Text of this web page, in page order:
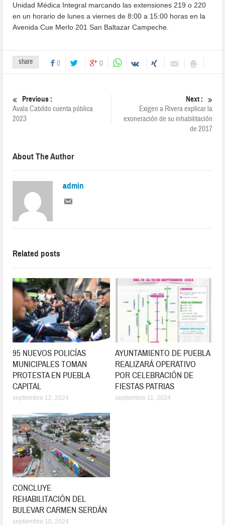
Unidad Médica Integral marcando las extensiones 219 o 220
en un horario de lunes a viernes de 8:00 a 15:00 horas en la
Avenida Cue Merlo 201 San Baltazar Campeche.
share 0 0
Previous :
Avala Cabildo cuenta pública
2023
Next :
Exigen a Rivera explicar la
exoneración de su inhabilitación
de 2017
About The Author
admin
Related posts
95 NUEVOS POLICÍAS
MUNICIPALES TOMAN
PROTESTA EN PUEBLA
CAPITAL
septiembre 12, 2024
AYUNTAMIENTO DE PUEBLA
REALIZARÁ OPERATIVO
POR CELEBRACIÓN DE
FIESTAS PATRIAS
septiembre 11, 2024
CONCLUYE
REHABILITACIÓN DEL
BULEVAR CARMEN SERDÁN
septiembre 10, 2024